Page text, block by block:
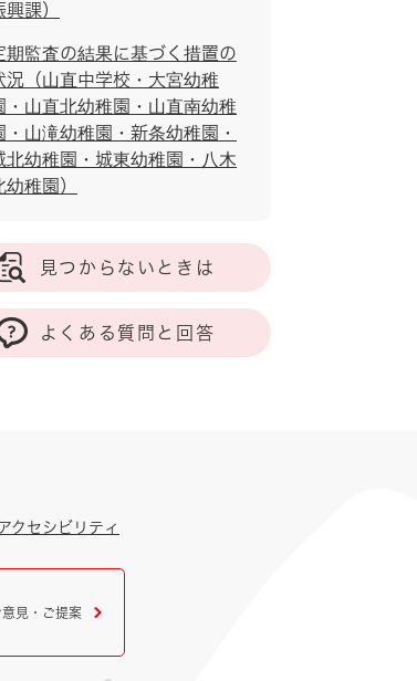
興課）
期監査の結果に基づく措置の
況（山直中学校・大宮幼稚
・山直北幼稚園・山直南幼稚
・山滝幼稚園・新条幼稚園・
北幼稚園・城東幼稚園・八木
幼稚園）
見つからないときは
よくある質問と回答
クセシビリティ
見・ご提案